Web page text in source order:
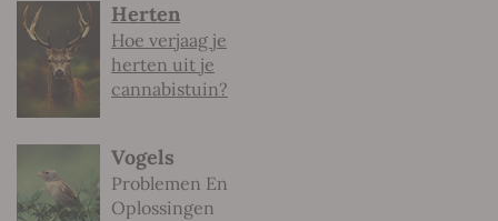
Herten
Hoe verjaag je
herten uit je
cannabistuin?
Vogels
Problemen En
Oplossingen